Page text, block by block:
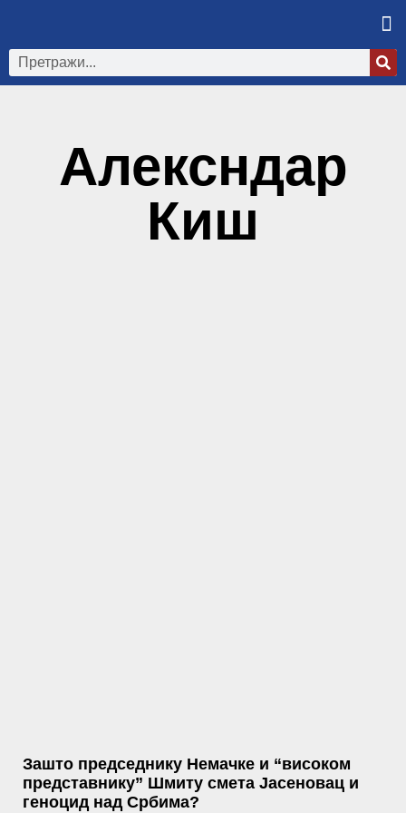
Алексндар
Киш
Зашто председнику Немачке и “високом
представнику” Шмиту смета Јасеновац и
геноцид над Србима?